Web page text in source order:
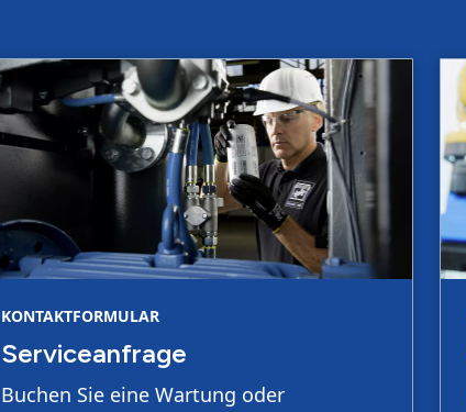
KONTAKTFORMULAR
Serviceanfrage
Buchen Sie eine Wartung oder